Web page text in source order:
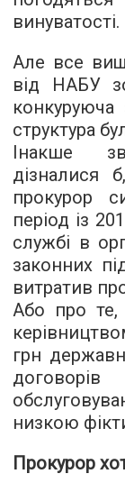
винуватості.
Але все
від НАБУ
структура
Інакше
дізналися
прокурор
період із
службі в
законних
витратив
Або про
грн
низкою
Прокурор